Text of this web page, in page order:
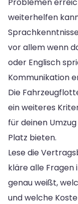
weiterhelfen
vor allem wenn
oder Englisch
Kommunikation
Die
ein weiteres
für deinen
Platz bieten.
Lese die
kläre alle Fragen
genau weißt,
und welche